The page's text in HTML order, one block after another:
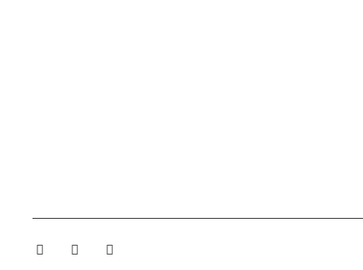
Facebook-InstagramYoutube